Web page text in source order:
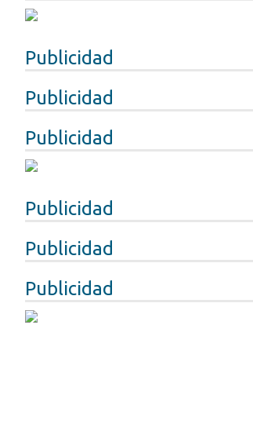
Publicidad
Publicidad
Publicidad
Publicidad
Publicidad
Publicidad